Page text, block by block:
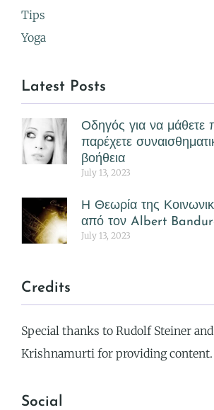
Tips
Yoga
Latest Posts
Οδηγός για να μάθετε
παρέχετε
βοήθεια
July 13, 2023
Η Θεωρία της
από τον Albert
July 13, 2023
Credits
Special thanks to Rudolf Steiner
Krishnamurti for providing content.
Social